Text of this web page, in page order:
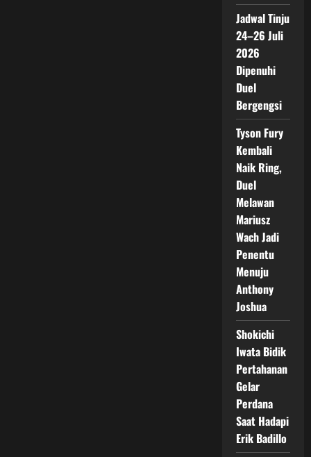
Jadwal Tinju
24–26 Juli
2026
Dipenuhi
Duel
Bergengsi
Tyson Fury
Kembali
Naik Ring,
Duel
Melawan
Mariusz
Wach Jadi
Penentu
Menuju
Anthony
Joshua
Shokichi
Iwata Bidik
Pertahanan
Gelar
Perdana
Saat Hadapi
Erik Badillo